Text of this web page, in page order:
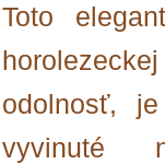
Toto
odolnosť,
vyvinuté